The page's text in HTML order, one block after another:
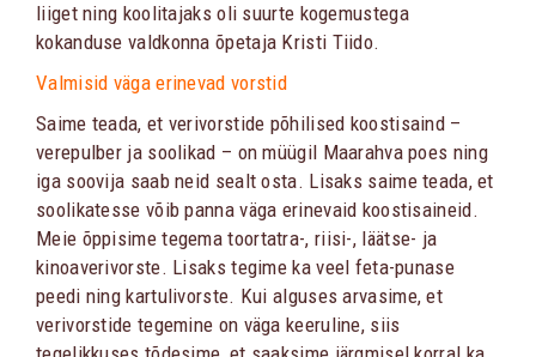
liiget ning koolitajaks oli suurte kogemustega
kokanduse valdkonna õpetaja Kristi Tiido.
Valmisid väga erinevad vorstid
Saime teada, et verivorstide põhilised koostisaind –
verepulber ja soolikad – on müügil Maarahva poes ning
iga soovija saab neid sealt osta. Lisaks saime teada, et
soolikatesse võib panna väga erinevaid koostisaineid.
Meie õppisime tegema toortatra-, riisi-, läätse- ja
kinoaverivorste. Lisaks tegime ka veel feta-punase
peedi ning kartulivorste. Kui alguses arvasime, et
verivorstide tegemine on väga keeruline, siis